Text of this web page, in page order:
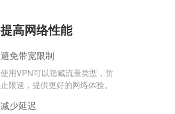
提高网络性能
避免带宽限制
使用VPN可以隐藏流量类型，防
止限速，提供更好的网络体验。
减少延迟